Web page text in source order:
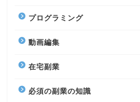
プログラミング
動画編集
在宅副業
必須の副業の知識